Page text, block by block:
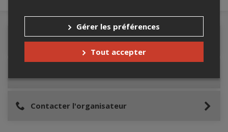
Détails de l'événement
Contacter l'organisateur
Gérer les préférences
Tout accepter